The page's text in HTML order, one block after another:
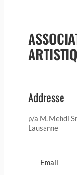
Addresse
p/a M. Mehdi
Lausanne
Email